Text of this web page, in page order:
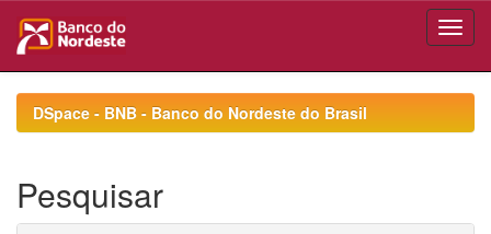
navigationDSpace - BNB - Banco do Nordeste do Brasil
Pesquisar